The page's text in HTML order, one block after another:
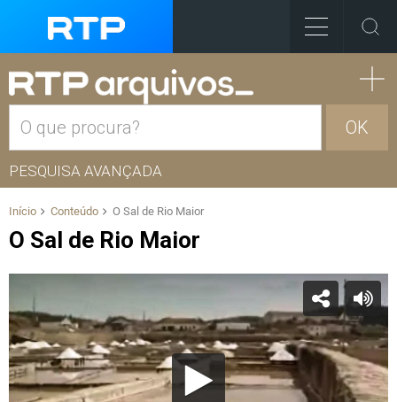
OK
PESQUISA AVANÇADA
Início Conteúdo O Sal de Rio Maior
O Sal de Rio Maior